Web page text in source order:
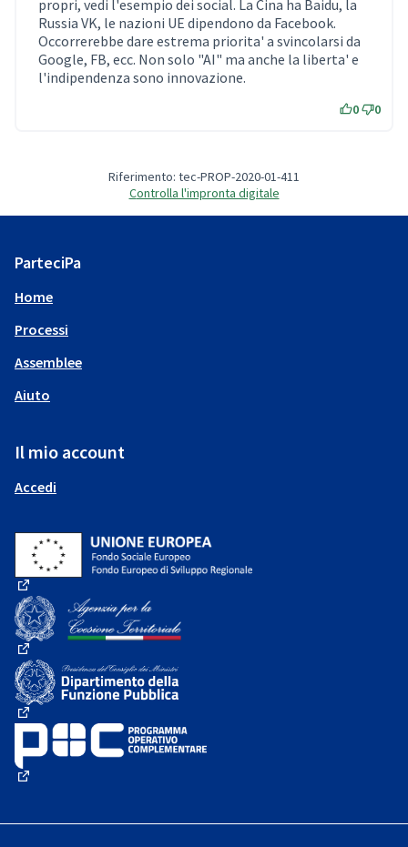
propri, vedi l'esempio dei social. La Cina ha Baidu, la
Russia VK, le nazioni UE dipendono da Facebook.
Occorrerebbe dare estrema priorita' a svincolarsi da
Google, FB, ecc. Non solo "AI" ma anche la liberta' e
l'indipendenza sono innovazione.
0 0
Riferimento: tec-PROP-2020-01-411
Controlla l'impronta digitale
ParteciPa
Home
Processi
Assemblee
Aiuto
Il mio account
Accedi
(Collegamento esterno)
(Collegamento esterno)
(Collegamento esterno)